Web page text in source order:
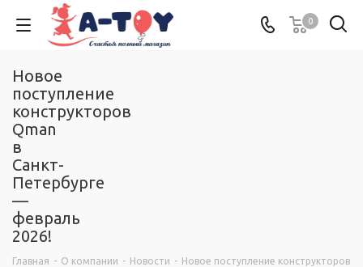
0
Новое
поступление
конструкторов
Qman
в
Санкт-
Петербурге
—
февраль
2026!
Главная - О компании - Новости - Новое поступление конструкторов